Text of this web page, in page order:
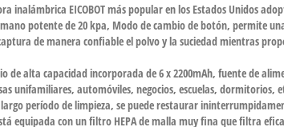
inalámbrica EICOBOT más popular en los Estados Unidos
potente de 20 kpa, Modo de cambio de botón, permite
de manera confiable el polvo y la suciedad mientras
alta capacidad incorporada de 6 x 2200mAh, fuente de
unifamiliares, automóviles, negocios, escuelas, dormitorios,
período de limpieza, se puede restaurar
equipada con un filtro HEPA de malla muy fina que filtra